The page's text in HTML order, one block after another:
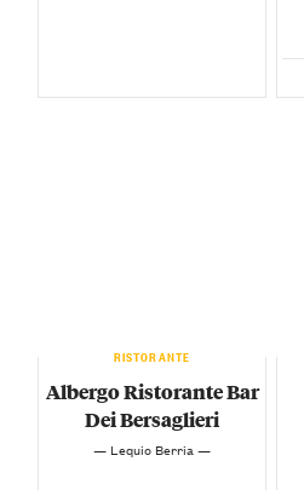
RISTORANTE
Albergo Ristorante Bar
Dei Bersaglieri
— Lequio Berria —